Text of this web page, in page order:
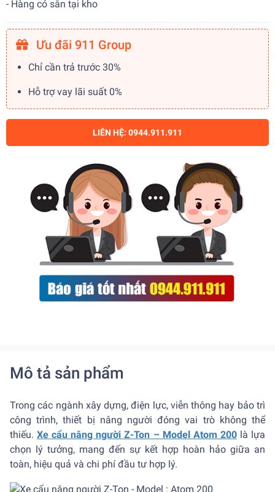
- Hàng có sẵn tại kho
Ưu đãi 911 Group
Chỉ cần trả trước 30%
Hỗ trợ vay lãi suất 0%
LIÊN HỆ: 0944.911.911
Mô tả sản phẩm
Trong các ngành xây dựng, điện lực, viễn thông hay bảo trì
công trình, thiết bị nâng người đóng vai trò không thể
thiếu.Xe cẩu nâng người Z-Ton – Model Atom 200là lựa
chọn lý tưởng, mang đến sự kết hợp hoàn hảo giữa an
toàn, hiệu quả và chi phí đầu tư hợp lý.